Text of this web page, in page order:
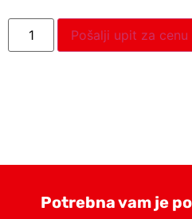
Pošalji upit za cenu
Potrebna vam je